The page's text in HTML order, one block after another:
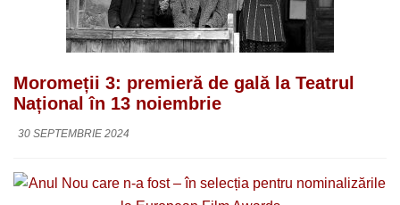
Moromeții 3: premieră de gală la Teatrul
Național în 13 noiembrie
30 SEPTEMBRIE 2024